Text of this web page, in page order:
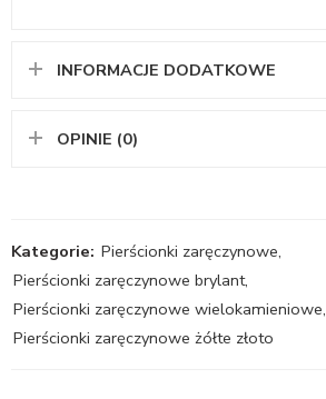
INFORMACJE DODATKOWE
OPINIE (0)
Kategorie: Pierścionki zaręczynowe,
Pierścionki zaręczynowe brylant,
Pierścionki zaręczynowe wielokamieniowe,
Pierścionki zaręczynowe żółte złoto